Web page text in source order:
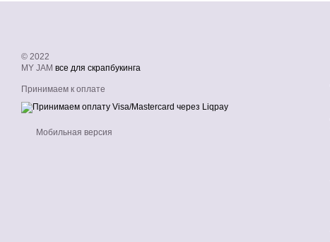
© 2022
MY JAM все для скрапбукинга
Принимаем к оплате
Мобильная версия